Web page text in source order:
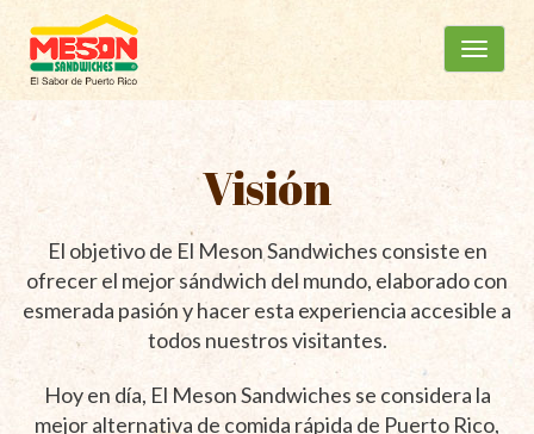
Menú
principal
contenido
Visión
El objetivo de El Meson Sandwiches consiste en
ofrecer el mejor sándwich del mundo, elaborado con
esmerada pasión y hacer esta experiencia accesible a
todos nuestros visitantes.
Hoy en día, El Meson Sandwiches se considera la
mejor alternativa de comida rápida de Puerto Rico,